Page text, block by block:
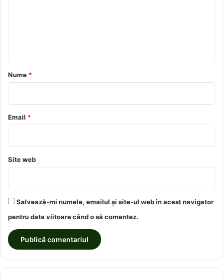
r
u
*
Nume *
Email *
Site web
Salvează-mi numele, emailul și site-ul web în acest navigator
pentru data viitoare când o să comentez.